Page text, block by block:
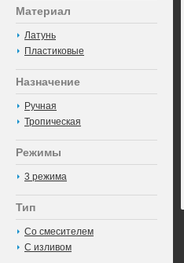
Материал
Латунь
Пластиковые
Назначение
Ручная
Тропическая
Режимы
3 режима
Тип
Со смесителем
С изливом